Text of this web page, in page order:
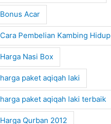
Bonus Acar
Cara Pembelian Kambing Hidup
Harga Nasi Box
harga paket aqiqah laki
harga paket aqiqah laki terbaik
Harga Qurban 2012